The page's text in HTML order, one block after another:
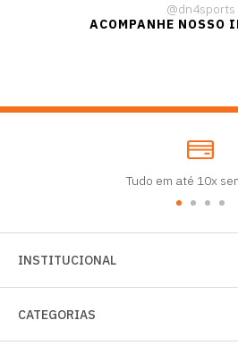
@dn4sports
ACOMPANHE NOSSO
Tudo em até 10x
INSTITUCIONAL
CATEGORIAS